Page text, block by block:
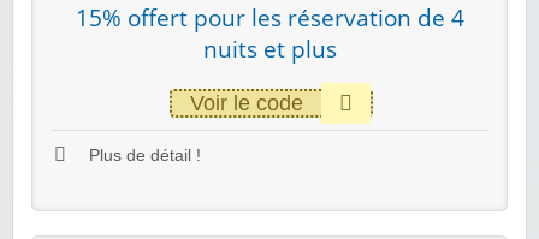
15% offert pour les réservation de 4
nuits et plus
Voir le code
Plus de détail !